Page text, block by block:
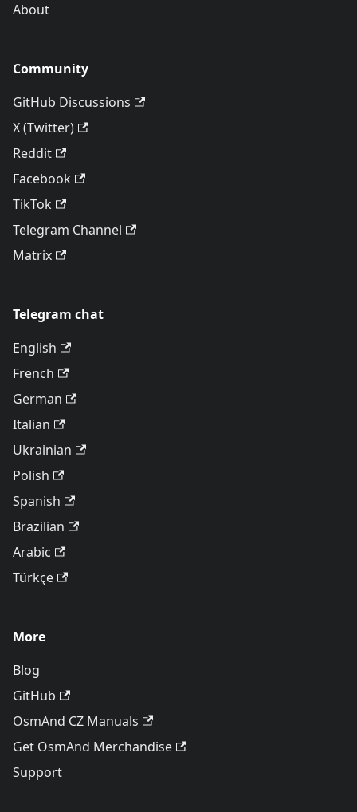
About
Community
GitHub Discussions
X (Twitter)
Reddit
Facebook
TikTok
Telegram Channel
Matrix
Telegram chat
English
French
German
Italian
Ukrainian
Polish
Spanish
Brazilian
Arabic
Türkçe
More
Blog
GitHub
OsmAnd CZ Manuals
Get OsmAnd Merchandise
Support